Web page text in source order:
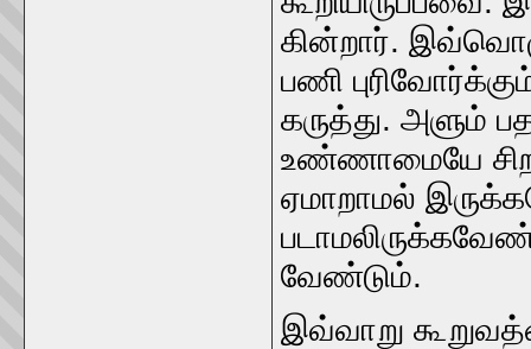
கின்றார்‌.
பணி
கருத்து. அளும்‌
உண்ணாமையே
ஏமாறாமல்‌
வேண்டும்‌.
இவ்வாறு